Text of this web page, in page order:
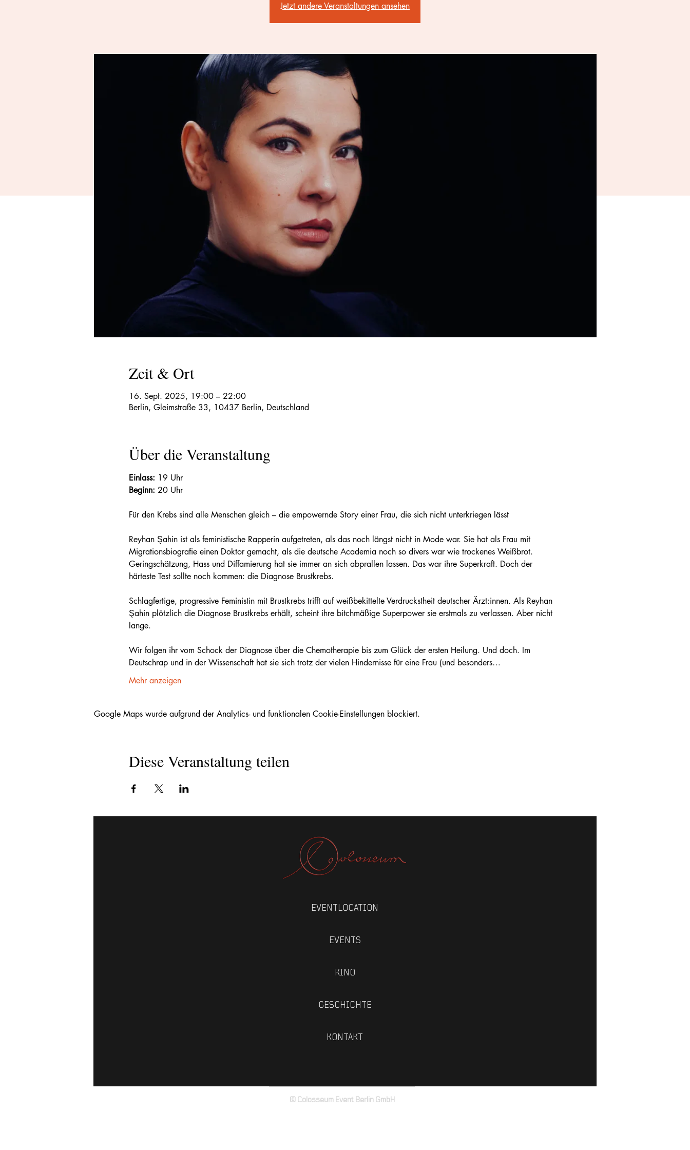
Jetzt andere Veranstaltungen ansehen
Zeit & Ort
16. Sept. 2025, 19:00 – 22:00
Berlin, Gleimstraße 33, 10437 Berlin, Deutschland
Über die Veranstaltung
Einlass: 19 Uhr
Beginn: 20 Uhr
Für den Krebs sind alle Menschen gleich – die empowernde Story einer Frau, die sich nicht unterkriegen lässt
Reyhan Şahin ist als feministische Rapperin aufgetreten, als das noch längst nicht in Mode war. Sie hat als Frau mit
Migrationsbiografie einen Doktor gemacht, als die deutsche Academia noch so divers war wie trockenes Weißbrot.
Geringschätzung, Hass und Diffamierung hat sie immer an sich abprallen lassen. Das war ihre Superkraft. Doch der
härteste Test sollte noch kommen: die Diagnose Brustkrebs.
Schlagfertige, progressive Feministin mit Brustkrebs trifft auf weißbekittelte Verdruckstheit deutscher Ärzt:innen. Als Reyhan
Şahin plötzlich die Diagnose Brustkrebs erhält, scheint ihre bitchmäßige Superpower sie erstmals zu verlassen. Aber nicht
lange.
Wir folgen ihr vom Schock der Diagnose über die Chemotherapie bis zum Glück der ersten Heilung. Und doch. Im
Deutschrap und in der Wissenschaft hat sie sich trotz der vielen Hindernisse für eine Frau (und besonders…
Mehr anzeigen
Google Maps wurde aufgrund der Analytics- und funktionalen Cookie-Einstellungen blockiert.
Diese Veranstaltung teilen
EVENTLOCATION
EVENTS
KINO
GESCHICHTE
KONTAKT
© Colosseum Event Berlin GmbH